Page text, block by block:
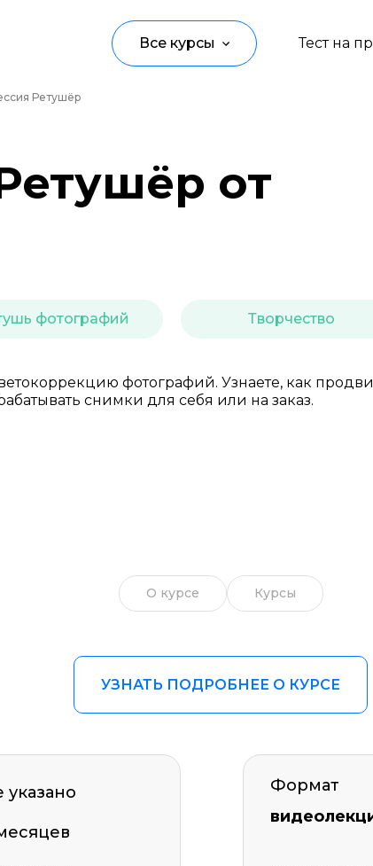
Тест на
Все курсы
Дизайн
Детям
Рукоделие
Ретушёр
от
фотографий Творчество
фотографий. Узнаете, как
снимки для себя или на заказ.
О курсе Курсы
УЗНАТЬ ПОДРОБНЕЕ О КУРСЕ
указано
Формат